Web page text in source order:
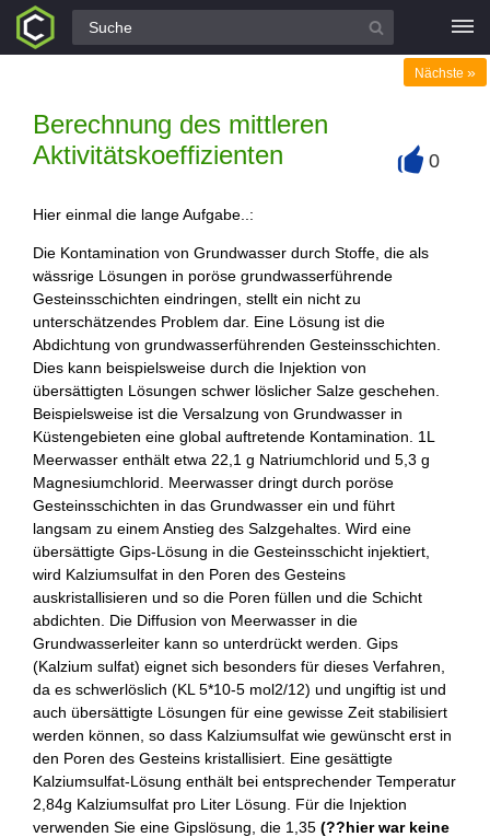
Alle Fragen
Berechnung des mittleren
Aktivitätskoeffizienten
Nächste »
0
Hier einmal die lange Aufgabe..:
Die Kontamination von Grundwasser durch Stoffe, die als
wässrige Lösungen in poröse grundwasserführende
Gesteinsschichten eindringen, stellt ein nicht zu
unterschätzendes Problem dar. Eine Lösung ist die
Abdichtung von grundwasserführenden Gesteinsschichten.
Dies kann beispielsweise durch die Injektion von
übersättigten Lösungen schwer löslicher Salze geschehen.
Beispielsweise ist die Versalzung von Grundwasser in
Küstengebieten eine global auftretende Kontamination. 1L
Meerwasser enthält etwa 22,1 g Natriumchlorid und 5,3 g
Magnesiumchlorid. Meerwasser dringt durch poröse
Gesteinsschichten in das Grundwasser ein und führt
langsam zu einem Anstieg des Salzgehaltes. Wird eine
übersättigte Gips-Lösung in die Gesteinsschicht injektiert,
wird Kalziumsulfat in den Poren des Gesteins
auskristallisieren und so die Poren füllen und die Schicht
abdichten. Die Diffusion von Meerwasser in die
Grundwasserleiter kann so unterdrückt werden. Gips
(Kalzium sulfat) eignet sich besonders für dieses Verfahren,
da es schwerlöslich (KL 5*10-5 mol2/12) und ungiftig ist und
auch übersättigte Lösungen für eine gewisse Zeit stabilisiert
werden können, so dass Kalziumsulfat wie gewünscht erst in
den Poren des Gesteins kristallisiert. Eine gesättigte
Kalziumsulfat-Lösung enthält bei entsprechender Temperatur
2,84g Kalziumsulfat pro Liter Lösung. Für die Injektion
verwenden Sie eine Gipslösung, die 1,35 (??hier war keine